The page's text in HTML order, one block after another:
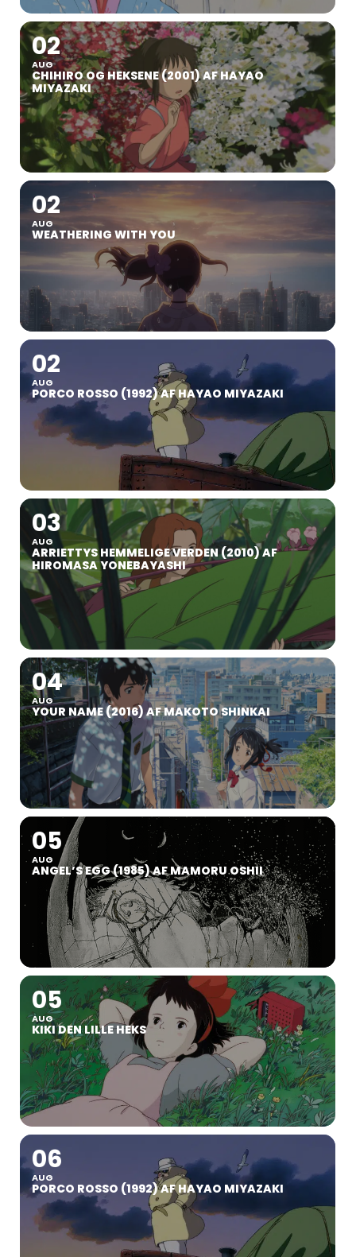
02
AUG
CHIHIRO OG HEKSENE (2001) AF HAYAO
MIYAZAKI
02
AUG
WEATHERING WITH YOU
02
AUG
PORCO ROSSO (1992) AF HAYAO MIYAZAKI
03
AUG
ARRIETTYS HEMMELIGE VERDEN (2010) AF
HIROMASA YONEBAYASHI
04
AUG
YOUR NAME (2016) AF MAKOTO SHINKAI
05
AUG
ANGEL’S EGG (1985) AF MAMORU OSHII
05
AUG
KIKI DEN LILLE HEKS
06
AUG
PORCO ROSSO (1992) AF HAYAO MIYAZAKI